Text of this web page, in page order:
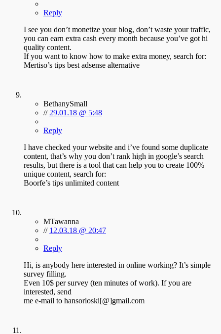
Reply
I see you don’t monetize your blog, don’t waste your traffic,
you can earn extra cash every month because you’ve got hi
quality content.
If you want to know how to make extra money, search for:
Mertiso’s tips best adsense alternative
BethanySmall
// 29.01.18 @ 5:48
Reply
I have checked your website and i’ve found some duplicate
content, that’s why you don’t rank high in google’s search
results, but there is a tool that can help you to create 100%
unique content, search for:
Boorfe’s tips unlimited content
MTawanna
// 12.03.18 @ 20:47
Reply
Hi, is anybody here interested in online working? It’s simple
survey filling.
Even 10$ per survey (ten minutes of work). If you are
interested, send
me e-mail to hansorloski[@]gmail.com